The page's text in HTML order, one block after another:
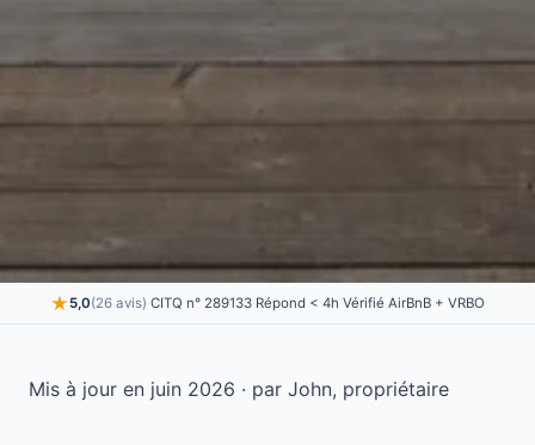
★ 5,0(26 avis) CITQ n° 289133 Répond < 4h Vérifié AirBnB + VRBO
Mis à jour en juin 2026 · par John, propriétaire